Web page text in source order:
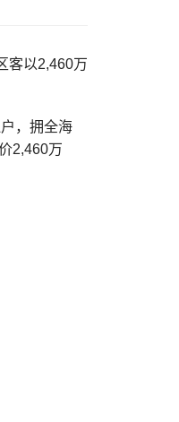
客以2,460万
，拥全海
2,460万